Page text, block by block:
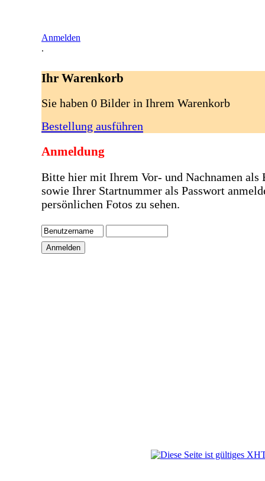
Anmelden
.
Ihr Warenkorb
Sie haben 0 Bilder in Ihrem Warenkorb
Bestellung ausführen
Anmeldung
Bitte hier mit Ihrem Vor- und Nachnamen als
sowie Ihrer Startnummer als Passwort
persönlichen Fotos zu sehen.